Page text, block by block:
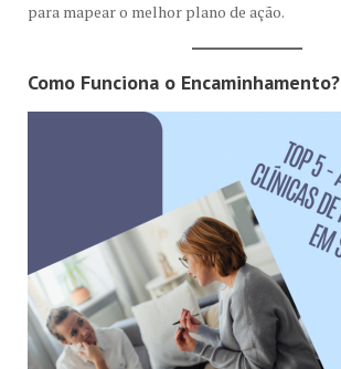
para mapear o melhor plano de ação.
Como Funciona o Encaminhamento?